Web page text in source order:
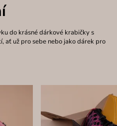
do krásné dárkové krabičky s
ať už pro sebe nebo jako dárek pro